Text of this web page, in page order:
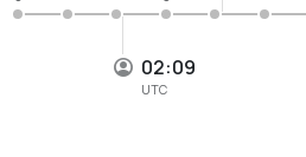
02:09
UTC